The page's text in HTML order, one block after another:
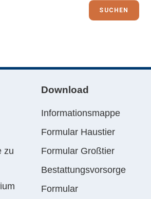
SUCHEN
zu
Download
Informationsmappe
Formular Haustier
Formular Großtier
Bestattungsvorsorge
Formular